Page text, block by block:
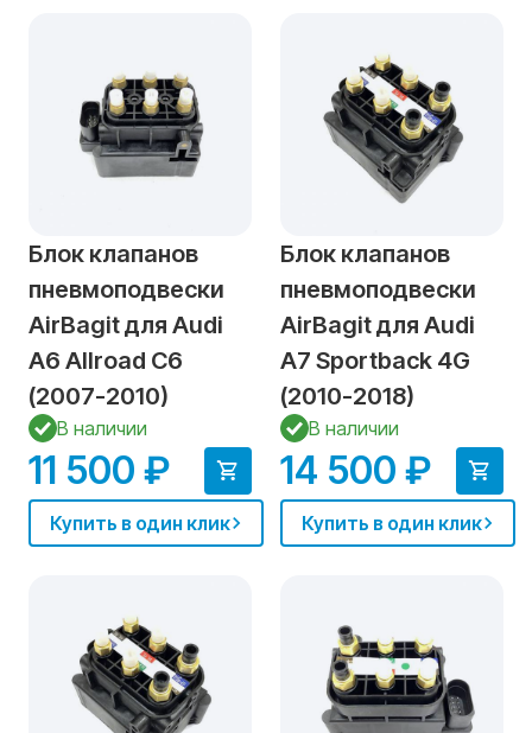
Блок клапанов
пневмоподвески
AirBagit для Audi
A6 Allroad C6
(2007-2010)
В наличии
11 500 ₽
Купить в один клик
Блок клапанов
пневмоподвески
AirBagit для Audi
A7 Sportback 4G
(2010-2018)
В наличии
14 500 ₽
Купить в один клик